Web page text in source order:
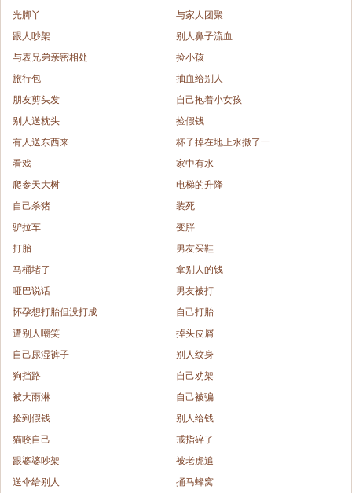
光脚丫
与家人团聚
跟人吵架
别人鼻子流血
与表兄弟亲密相处
捡小孩
旅行包
抽血给别人
朋友剪头发
自己抱着小女孩
别人送枕头
捡假钱
有人送东西来
杯子掉在地上水撒了一
看戏
家中有水
爬参天大树
电梯的升降
自己杀猪
装死
驴拉车
变胖
打胎
男友买鞋
马桶堵了
拿别人的钱
哑巴说话
男友被打
怀孕想打胎但没打成
自己打胎
遭别人嘲笑
掉头皮屑
自己尿湿裤子
别人纹身
狗挡路
自己劝架
被大雨淋
自己被骗
捡到假钱
别人给钱
猫咬自己
戒指碎了
跟婆婆吵架
被老虎追
送伞给别人
捅马蜂窝